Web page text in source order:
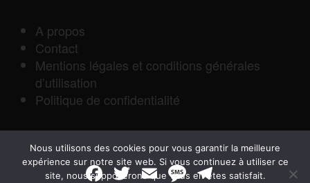
A propos
Contact
Mentions légales et conditions générales
d’utilisation
Politique de confidentialité
F
a
T
w
E
m
M
e
T
e
Nous utilisons des cookies pour vous garantir la meilleure
expérience sur notre site web. Si vous continuez à utiliser ce
site, nous supposerons que vous en êtes satisfait.